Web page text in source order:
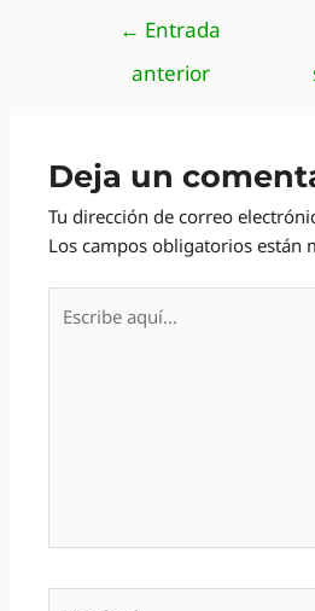
Navegación
entradas
← Entrada
anterior
Deja un
Tu dirección de correo
Los campos obligatorios están
aquí...